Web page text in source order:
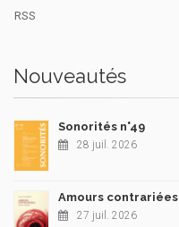
RSS
Nouveautés
Sonorités n°49
28 juil. 2026
Amours contrariées
27 juil. 2026